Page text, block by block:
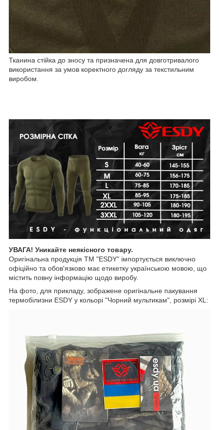
Тканина стійка до зносу та призначена для довготривалого
використання за умов коректного догляду за текстильним
виробом.
УВАГА! Уникайте неякісного товару.
Оригінальна продукція ТМ "ESDY" імпортується виключно
офіційно та обов'язково має етикетку українською мовою, що
містить повну інформацію щодо виробу.
На фото, для прикладу, зображене оригінальне пакування
термобілизни ESDY у кольорі "Чорний мультикам", розмірі XL: